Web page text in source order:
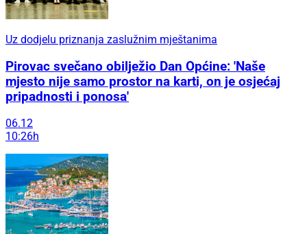
Uz dodjelu priznanja zaslužnim mještanima
Pirovac svečano obilježio Dan Općine: 'Naše
mjesto nije samo prostor na karti, on je osjećaj
pripadnosti i ponosa'
06.12
10:26h